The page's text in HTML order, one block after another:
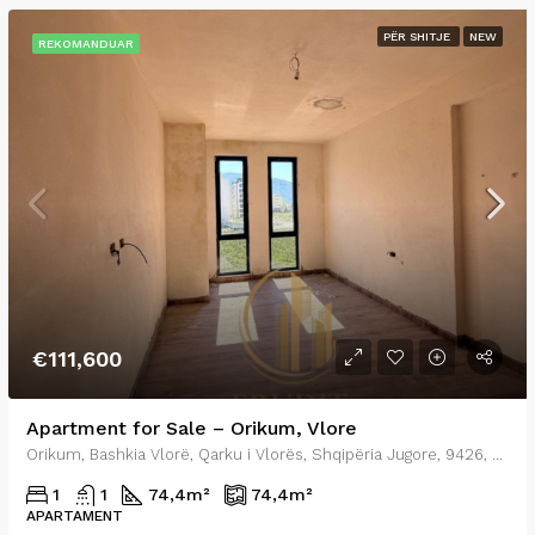
REKOMANDUAR
PËR SHITJE NEW
€111,600
Apartment for Sale – Orikum, Vlore
1 1 74,4m² 74,4m²
APARTAMENT